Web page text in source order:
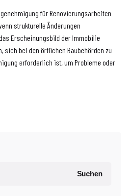
für Renovierungsarbeiten
strukturelle Änderungen
Erscheinungsbild der Immobilie
sich bei den örtlichen Baubehörden zu
erforderlich ist, um Probleme oder
Suchen